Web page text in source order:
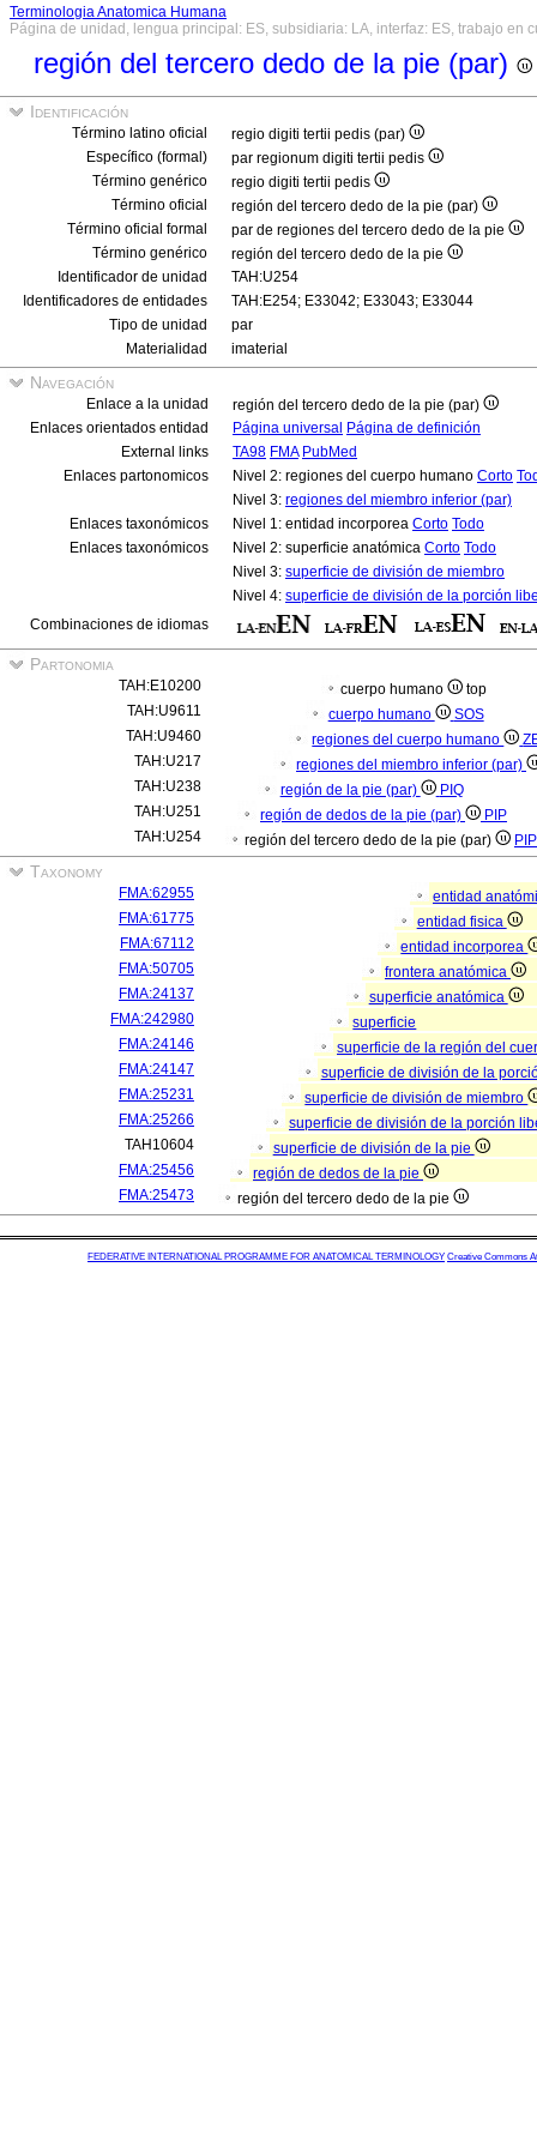
Terminologia Anatomica Humana
Página de unidad, lengua principal: ES, subsidiaria: LA, interfaz: ES, trabajo en
región del tercero dedo de la pie (par)
Identificación
Término latino oficial
regio digiti tertii pedis (par)
Específico (formal)
par regionum digiti tertii pedis
Término genérico
regio digiti tertii pedis
Término oficial
región del tercero dedo de la pie (par)
Término oficial formal
par de regiones del tercero dedo de la pie
Término genérico
región del tercero dedo de la pie
Identificador de unidad
TAH:U254
Identificadores de entidades
TAH:E254; E33042; E33043; E33044
Tipo de unidad
par
Materialidad
imaterial
Navegación
Enlace a la unidad
región del tercero dedo de la pie (par)
Enlaces orientados entidad
Página universal Página de definición
External links
TA98 FMA PubMed
Enlaces partonomicos
Nivel 2: regiones del cuerpo humano Corto
Nivel 3: regiones del miembro inferior (par)
Enlaces taxonómicos
Nivel 1: entidad incorporea Corto Todo
Enlaces taxonómicos
Nivel 2: superficie anatómica Corto Todo
Nivel 3: superficie de división de miembro
Nivel 4: superficie de división de la porción
Combinaciones de idiomas
Partonomia
TAH:E10200 cuerpo humano
top
TAH:U9611
cuerpo humano
SOS
TAH:U9460
regiones del cuerpo humano
TAH:U217
regiones del miembro inferior (par)
TAH:U238
región de la pie (par)
PIQ
TAH:U251
región de dedos de la pie (par)
PIP
TAH:U254
región del tercero dedo de la pie (par) PIP
Taxonomy
FMA:62955
entidad
FMA:61775
entidad fisica
FMA:67112
entidad incorporea
FMA:50705
frontera anatómica
FMA:24137
superficie anatómica
FMA:242980
superficie
FMA:24146
superficie de la región del
FMA:24147
superficie de división de la
FMA:25231
superficie de división de miembro
FMA:25266
superficie de división de la porción
TAH10604
superficie de división de la pie
FMA:25456
región de dedos de la pie
FMA:25473
región del tercero dedo de la pie
FEDERATIVE INTERNATIONAL PROGRAMME FOR ANATOMICAL TERMINOLOGY Creative Commons